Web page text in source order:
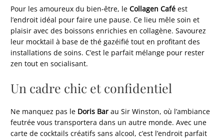
Pour les amoureux du bien-être, leCollagen Café est
l’endroit idéal pour faire une pause. Ce lieu mêle soin et
plaisir avec des boissons enrichies en collagène. Savourez
leur mocktail à base de thé gazéifié tout en profitant des
installations de soins. C’est le parfait mélange pour rester
zen tout en socialisant.
Un cadre chic et confidentiel
Ne manquez pas le Doris Bar au Sir Winston, où l’ambiance
feutrée vous transportera dans un autre monde. Avec une
carte de cocktails créatifs sans alcool, c’est l’endroit parfait